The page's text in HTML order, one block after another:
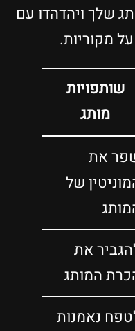
שלך ויהדהדו עם
מקוריות.
שותפויות
מותג
את
של
את
המותג
נאמנות